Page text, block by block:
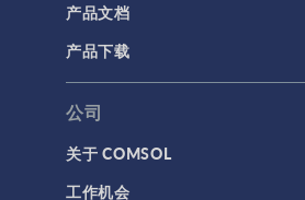
产品文档
产品下载
公司
关于 COMSOL
工作机会